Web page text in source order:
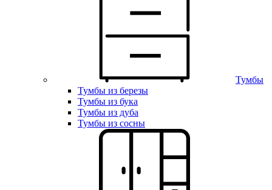
Тумбы
Тумбы из березы
Тумбы из бука
Тумбы из дуба
Тумбы из сосны